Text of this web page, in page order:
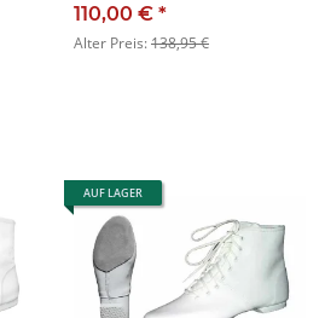
110,00 € *
Alter Preis:138,95 €
AUF LAGER